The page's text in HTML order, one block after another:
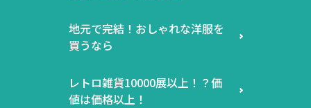
地元で完結！おしゃれな洋服を
買うなら
レトロ雑貨10000展以上！？価
値は価格以上！